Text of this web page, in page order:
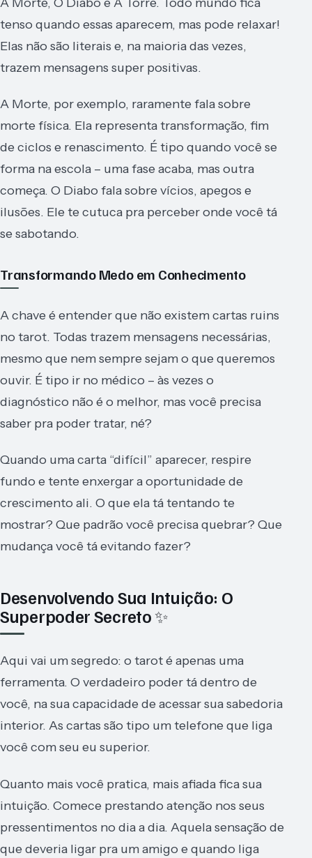
tenso quando essas aparecem, mas pode relaxar!
Elas não são literais e, na maioria das vezes,
trazem mensagens super positivas.
A Morte, por exemplo, raramente fala sobre
morte física. Ela representa transformação, fim
de ciclos e renascimento. É tipo quando você se
forma na escola – uma fase acaba, mas outra
começa. O Diabo fala sobre vícios, apegos e
ilusões. Ele te cutuca pra perceber onde você tá
se sabotando.
Transformando Medo em Conhecimento
A chave é entender que não existem cartas ruins
no tarot. Todas trazem mensagens necessárias,
mesmo que nem sempre sejam o que queremos
ouvir. É tipo ir no médico – às vezes o
diagnóstico não é o melhor, mas você precisa
saber pra poder tratar, né?
Quando uma carta “difícil” aparecer, respire
fundo e tente enxergar a oportunidade de
crescimento ali. O que ela tá tentando te
mostrar? Que padrão você precisa quebrar? Que
mudança você tá evitando fazer?
Desenvolvendo Sua Intuição: O
Superpoder Secreto ✨
Aqui vai um segredo: o tarot é apenas uma
ferramenta. O verdadeiro poder tá dentro de
você, na sua capacidade de acessar sua sabedoria
interior. As cartas são tipo um telefone que liga
você com seu eu superior.
Quanto mais você pratica, mais afiada fica sua
intuição. Comece prestando atenção nos seus
pressentimentos no dia a dia. Aquela sensação de
que deveria ligar pra um amigo e quando liga